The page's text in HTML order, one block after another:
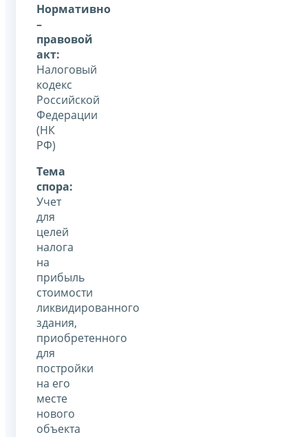
Нормативно
–
правовой
акт:
Налоговый
кодекс
Российской
Федерации
(НК
РФ)
Тема
спора:
Учет
для
целей
налога
на
прибыль
стоимости
ликвидированного
здания,
приобретенного
для
постройки
на его
месте
нового
объекта